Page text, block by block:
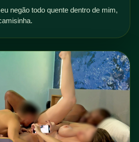
negão todo quente dentro de mim,